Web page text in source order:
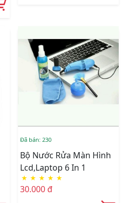
Đã bán: 230
Bộ Nước Rửa Màn Hình
Lcd,Laptop 6 In 1
★ ★ ★ ★ ★
30.000 đ